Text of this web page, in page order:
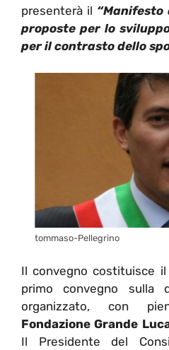
presenterà il “Manifesto
proposte per lo
per il contrasto dello
tommaso-Pellegrino
Il convegno costituisce
primo convegno sulla
organizzato, con
Fondazione Grande
Il Presidente del